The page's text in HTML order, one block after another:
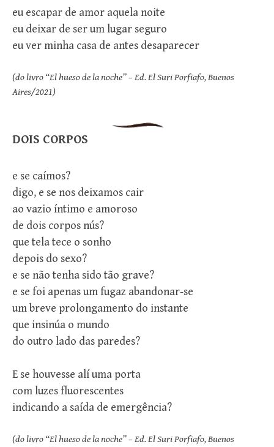
eu escapar de amor aquela noite
eu deixar de ser um lugar seguro
eu ver minha casa de antes desaparecer
(do livro “El hueso de la noche” – Ed. El Suri Porfiafo, Buenos
Aires/2021)
DOIS CORPOS
e se caímos?
digo, e se nos deixamos cair
ao vazio íntimo e amoroso
de dois corpos nús?
que tela tece o sonho
depois do sexo?
e se não tenha sido tão grave?
e se foi apenas um fugaz abandonar-se
um breve prolongamento do instante
que insinúa o mundo
do outro lado das paredes?
E se houvesse alí uma porta
com luzes fluorescentes
indicando a saída de emergência?
(do livro “El hueso de la noche” – Ed. El Suri Porfiafo, Buenos